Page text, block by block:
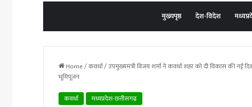
मुख्यपृष्ठ देश-विदेश
Home/कवर्धा/उपमुख्यमंत्री विजय शर्मा ने कवर्धा शहर को दी विकास की नई
भूमिपूजन
कवर्धा
मध्यप्रदेश-छत्तीसगढ़